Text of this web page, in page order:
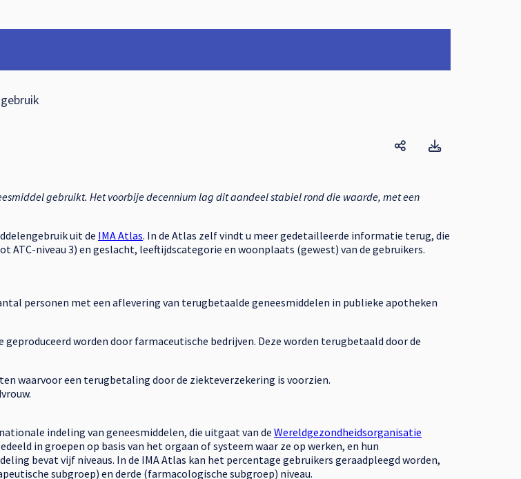
Algemeen
Algemeen
gebruikt. Het voorbije decennium lag dit aandeel stabiel rond die waarde, met een
uit de IMA Atlas. In de Atlas zelf vindt u meer gedetailleerde informatie terug, die
niveau 3) en geslacht, leeftijdscategorie en woonplaats (gewest) van de gebruikers.
personen met een aflevering van terugbetaalde geneesmiddelen in publieke apotheken
worden door farmaceutische bedrijven. Deze worden terugbetaald door de
waarvoor een terugbetaling door de ziekteverzekering is voorzien.
indeling van geneesmiddelen, die uitgaat van de Wereldgezondheidsorganisatie
in groepen op basis van het orgaan of systeem waar ze op werken, en hun
bevat vijf niveaus. In de IMA Atlas kan het percentage gebruikers geraadpleegd worden,
subgroep) en derde (farmacologische subgroep) niveau.